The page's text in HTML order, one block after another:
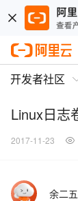
开发者社区
Linux日志
2017-11-23
余二五